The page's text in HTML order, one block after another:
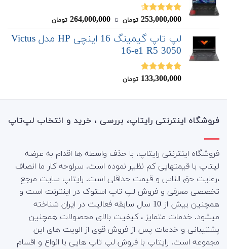
نمره4.50
253,000,000 تومان ‌ تا ‌ 264,000,000 تومان
لپ تاپ گیمینگ 16 اینچی HP مدل Victus
16-e1 R5 3050
نمره5.00
133,300,000 تومان
فروشگاه اینترنتی رایتاپ، بررسی ، خرید و انتخاب لپ‌تاپ
فروشگاه اینترنتی رایتاپ، با حذف واسطه ها اقدام به عرضه
لپتاپ با قیمتهایی کم نظیر نموده است. سرلوحه کار ما انصاف
،رعایت حق الناس و قیمت حداقلی است. رایتاپ سایت مرجع
تخصصی معرفی و فروش لپ تاپ استوک در اینترنت است و
همچنین بیش از 10 سال سابقه فعالیت در ایران شناخته
میشود. خدمات متمایز ، کیفیت بالای محصولات همچنین
پشتیبانی و خدمات پس از فروش قوی از الویت های این
مجموعه است. رایتاپ با فروش لپ تاپ هایی با انواع و اقسام